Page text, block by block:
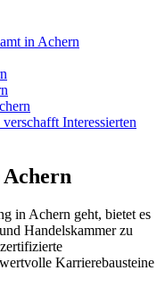
in Achern
Interessierten
in Achern geht, bietet es
Handelskammer zu
Karrierebausteine